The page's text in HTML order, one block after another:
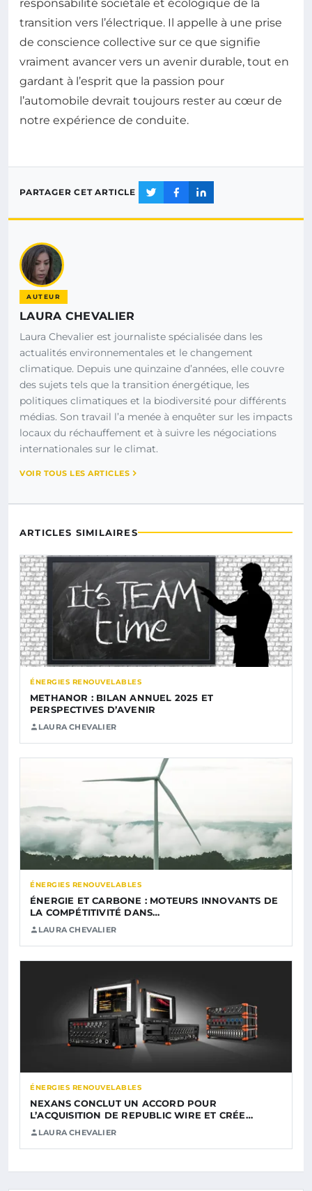
responsabilité sociétale et écologique de la
transition vers l’électrique. Il appelle à une prise
de conscience collective sur ce que signifie
vraiment avancer vers un avenir durable, tout en
gardant à l’esprit que la passion pour
l’automobile devrait toujours rester au cœur de
notre expérience de conduite.
PARTAGER CET ARTICLE
AUTEUR
LAURA CHEVALIER
Laura Chevalier est journaliste spécialisée dans les
actualités environnementales et le changement
climatique. Depuis une quinzaine d’années, elle couvre
des sujets tels que la transition énergétique, les
politiques climatiques et la biodiversité pour différents
médias. Son travail l’a menée à enquêter sur les impacts
locaux du réchauffement et à suivre les négociations
internationales sur le climat.
VOIR TOUS LES ARTICLES
ARTICLES SIMILAIRES
ÉNERGIES RENOUVELABLES
METHANOR : BILAN ANNUEL 2025 ET
PERSPECTIVES D’AVENIR
LAURA CHEVALIER
ÉNERGIES RENOUVELABLES
ÉNERGIE ET CARBONE : MOTEURS INNOVANTS DE
LA COMPÉTITIVITÉ DANS…
LAURA CHEVALIER
ÉNERGIES RENOUVELABLES
NEXANS CONCLUT UN ACCORD POUR
L’ACQUISITION DE REPUBLIC WIRE ET CRÉE…
LAURA CHEVALIER